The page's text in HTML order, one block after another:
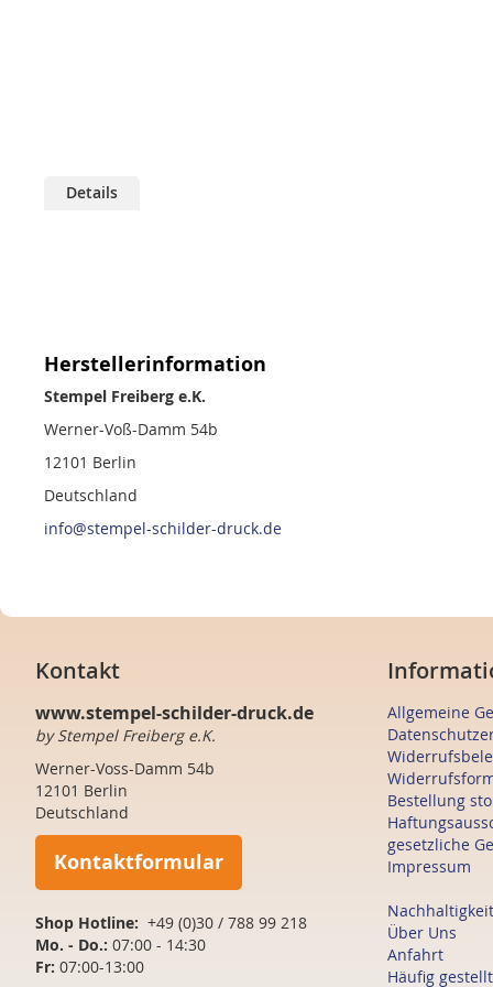
derDetails
Herstellerinformation
Stempel Freiberg e.K.
Werner-Voß-Damm 54b
12101 Berlin
Deutschland
info@stempel-schilder-druck.de
Kontakt
www.stempel-schilder-druck.de
by Stempel Freiberg e.K.
Werner-Voss-Damm 54b
12101 Berlin
Deutschland
Kontaktformular
Shop Hotline: +49 (0)30 / 788 99 218
Mo. - Do.: 07:00 - 14:30
Fr: 07:00-13:00
Allgemeine
Bestellung
gesetzliche
Impressum
Nachhaltigkeit
Über Uns
Anfahrt
Häufig